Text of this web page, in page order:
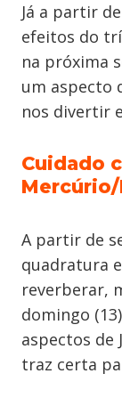
Já a partir
efeitos do
na próxima
um aspecto
nos divertir
Cuidado
A partir de
quadratura
reverberar,
domingo
aspectos
traz certa